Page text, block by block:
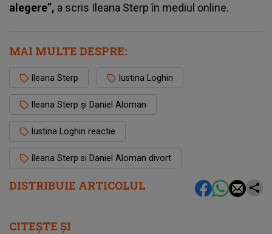
DISTRIBUIE ARTICOLUL
alegere”, a scris Ileana Sterp în mediul online.
MAI MULTE DESPRE:
Ileana Sterp Iustina Loghin
Ileana Sterp și Daniel Aloman
Iustina Loghin reactie
Ileana Sterp si Daniel Aloman divort
CITEȘTE ȘI